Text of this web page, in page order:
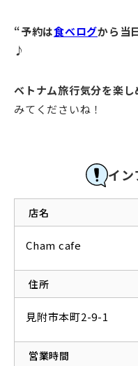
“予約は食べログから当
♪
ベトナム旅行気分を楽し
みてくださいね！
イ
店名
Cham cafe
住所
見附市本町2-9-1
営業時間